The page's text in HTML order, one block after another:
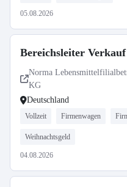
05.08.2026
Bereichsleiter
Norma
KG
Deutschland
Vollzeit Firmenwagen
Weihnachtsgeld
04.08.2026